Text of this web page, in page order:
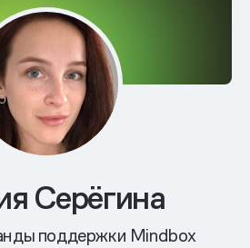
Серёгина
поддержки Mindbox